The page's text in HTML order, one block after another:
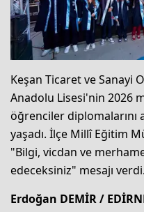
Keşan Ticaret ve Sanayi
Anadolu Lisesi'nin 2026
öğrenciler diplomalarını
yaşadı. İlçe Millî Eğitim
"Bilgi, vicdan ve
edeceksiniz" mesajı verdi.
Erdoğan DEMİR /